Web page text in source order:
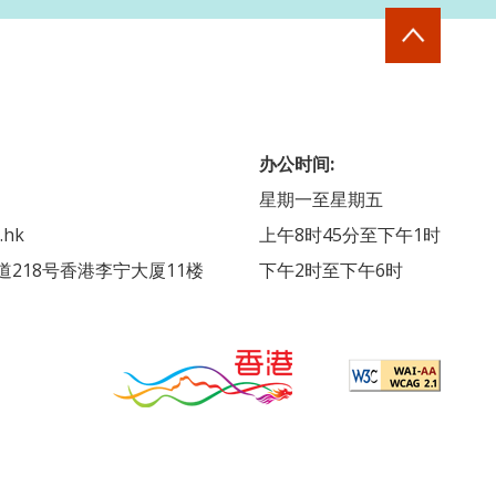
218号香港李宁大厦11楼
办公时间:
星期一至星期五
上午8时45分至下午1时
下午2时至下午6时